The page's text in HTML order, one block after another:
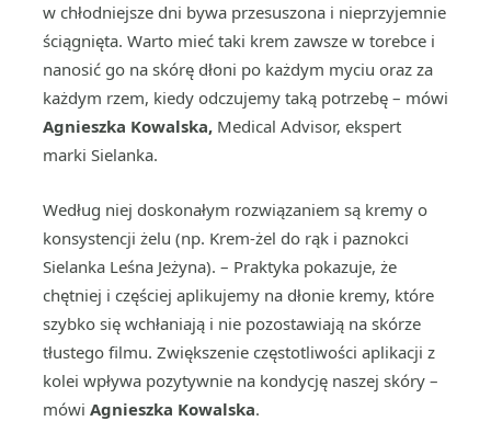
w chłodniejsze dni bywa przesuszona i nieprzyjemnie
ściągnięta. Warto mieć taki krem zawsze w torebce i
nanosić go na skórę dłoni po każdym myciu oraz za
każdym rzem, kiedy odczujemy taką potrzebę – mówi
Agnieszka Kowalska, Medical Advisor, ekspert
marki Sielanka.
Według niej doskonałym rozwiązaniem są kremy o
konsystencji żelu (np. Krem-żel do rąk i paznokci
Sielanka Leśna Jeżyna). – Praktyka pokazuje, że
chętniej i częściej aplikujemy na dłonie kremy, które
szybko się wchłaniają i nie pozostawiają na skórze
tłustego filmu. Zwiększenie częstotliwości aplikacji z
kolei wpływa pozytywnie na kondycję naszej skóry –
mówi Agnieszka Kowalska.